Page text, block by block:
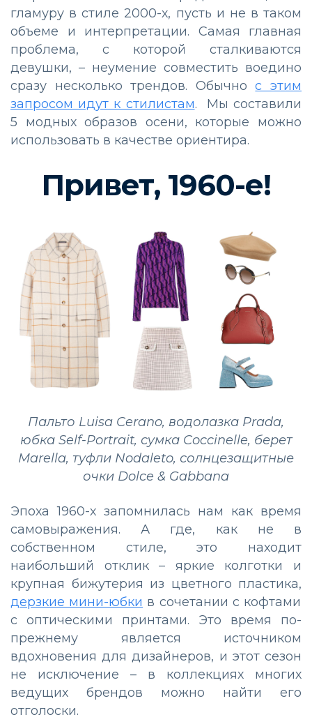
гламуру в стиле 2000-х, пусть и не в таком
объеме и интерпретации. Самая главная
проблема, с которой сталкиваются
девушки, – неумение совместить воедино
сразу несколько трендов. Обычнос этим
запросом идут к стилистам. Мы составили
5 модных образов осени, которые можно
использовать в качестве ориентира.
Привет, 1960-е!
Пальто Luisa Cerano, водолазка Prada,
юбка Self-Portrait, сумка Coccinelle, берет
Marella, туфли Nodaleto, солнцезащитные
очки Dolce & Gabbana
Эпоха 1960-х запомнилась нам как время
самовыражения. А где, как не в
собственном стиле, это находит
наибольший отклик – яркие колготки и
крупная бижутерия из цветного пластика,
дерзкие мини-юбки в сочетании с кофтами
с оптическими принтами. Это время по-
прежнему является источником
вдохновения для дизайнеров, и этот сезон
не исключение – в коллекциях многих
ведущих брендов можно найти его
отголоски.